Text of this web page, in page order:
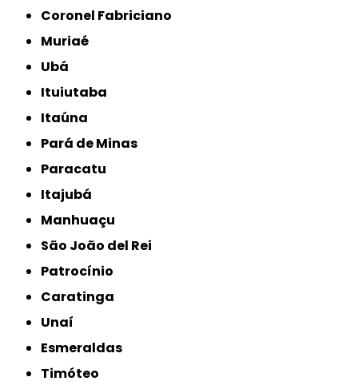
Coronel Fabriciano
Muriaé
Ubá
Ituiutaba
Itaúna
Pará de Minas
Paracatu
Itajubá
Manhuaçu
São João del Rei
Patrocínio
Caratinga
Unaí
Esmeraldas
Timóteo